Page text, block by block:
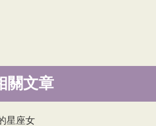
關文章
星座女